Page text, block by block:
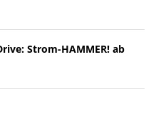
Strom-HAMMER! ab